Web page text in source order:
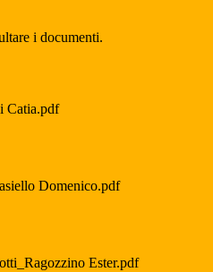
i documenti.
Catia.pdf
Domenico.pdf
Ester.pdf